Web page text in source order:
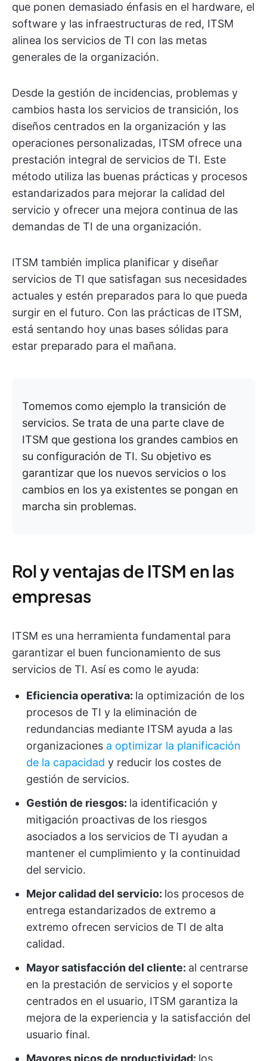
que ponen demasiado énfasis en el hardware, el
software y las infraestructuras de red, ITSM
alinea los servicios de TI con las metas
generales de la organización.
Desde la gestión de incidencias, problemas y
cambios hasta los servicios de transición, los
diseños centrados en la organización y las
operaciones personalizadas, ITSM ofrece una
prestación integral de servicios de TI. Este
método utiliza las buenas prácticas y procesos
estandarizados para mejorar la calidad del
servicio y ofrecer una mejora continua de las
demandas de TI de una organización.
ITSM también implica planificar y diseñar
servicios de TI que satisfagan sus necesidades
actuales y estén preparados para lo que pueda
surgir en el futuro. Con las prácticas de ITSM,
está sentando hoy unas bases sólidas para
estar preparado para el mañana.
Tomemos como ejemplo la transición de
servicios. Se trata de una parte clave de
ITSM que gestiona los grandes cambios en
su configuración de TI. Su objetivo es
garantizar que los nuevos servicios o los
cambios en los ya existentes se pongan en
marcha sin problemas.
Rol y ventajas de ITSM en las
empresas
ITSM es una herramienta fundamental para
garantizar el buen funcionamiento de sus
servicios de TI. Así es como le ayuda:
Eficiencia operativa: la optimización de los
procesos de TI y la eliminación de
redundancias mediante ITSM ayuda a las
organizaciones a optimizar la planificación
de la capacidad y reducir los costes de
gestión de servicios.
Gestión de riesgos: la identificación y
mitigación proactivas de los riesgos
asociados a los servicios de TI ayudan a
mantener el cumplimiento y la continuidad
del servicio.
Mejor calidad del servicio: los procesos de
entrega estandarizados de extremo a
extremo ofrecen servicios de TI de alta
calidad.
Mayor satisfacción del cliente: al centrarse
en la prestación de servicios y el soporte
centrados en el usuario, ITSM garantiza la
mejora de la experiencia y la satisfacción del
usuario final.
Mayores picos de productividad: los